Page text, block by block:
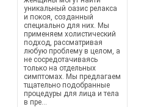
уникальный оазис релакса
и покоя, созданный
специально для них. Мы
применяем холистический
подход, рассматривая
любую проблему в целом, а
не сосредотачиваясь
только на отдельных
симптомах. Мы предлагаем
тщательно подобранные
процедуры для лица и тела
в пре...